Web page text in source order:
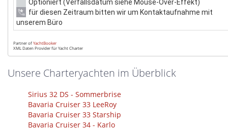
Optioniert (Verfallsdatum siehe Mouse-Over-Effekt)
*
für diesen Zeitraum bitten wir um Kontaktaufnahme mit
unserem Büro
Partner ofYachtBooker
XML Daten Provider für Yacht Charter
Unsere Charteryachten im Überblick
Sirius 32 DS - Sommerbrise
Bavaria Cruiser 33 LeeRoy
Bavaria Cruiser 33 Starship
Bavaria Cruiser 34 - Karlo